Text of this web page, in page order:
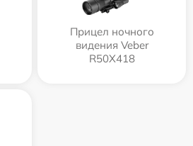
Прицел ночного
видения Veber
R50X418